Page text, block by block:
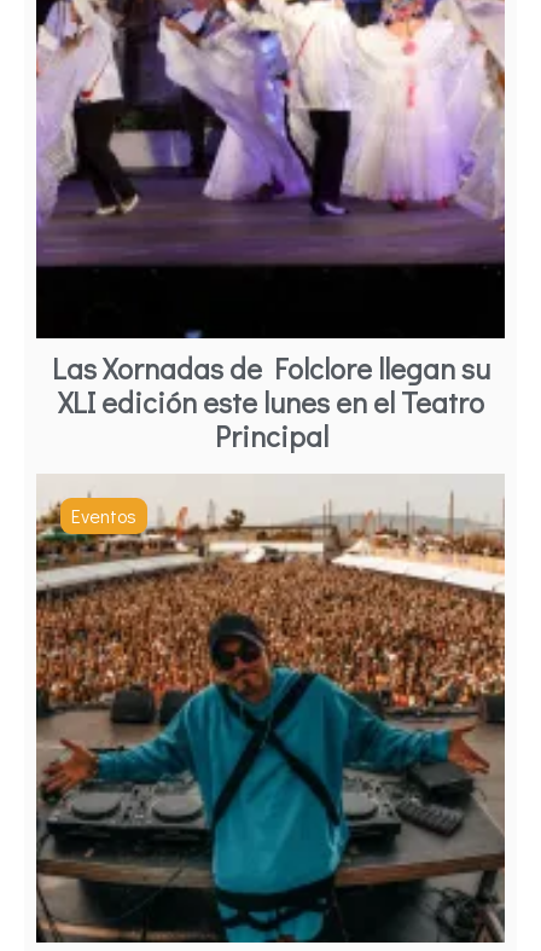
Las Xornadas de Folclore llegan su
XLI edición este lunes en el Teatro
Principal
Eventos